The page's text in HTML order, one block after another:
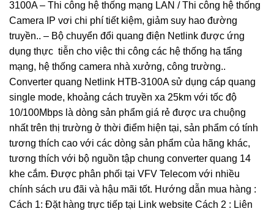
3100A – Thi công hệ thống mạng LAN / Thi công hệ thống
Camera IP vơi chi phí tiết kiệm, giảm suy hao đường
truyền.. – Bộ chuyển đổi quang điện Netlink được ứng
dụng thực tiễn cho việc thi công các hệ thống hạ tẩng
mạng, hệ thống camera nhà xưởng, công trường..
Converter quang Netlink HTB-3100A sử dụng cáp quang
single mode, khoảng cách truyền xa 25km với tốc độ
10/100Mbps là dòng sản phẩm giá rẻ được ưa chuộng
nhất trên thị trường ở thời điểm hiện tại, sản phẩm có tính
tương thích cao với các dòng sản phẩm của hãng khác,
tương thích với bộ nguồn tập chung converter quang 14
khe cắm. Được phân phối tại VFV Telecom với nhiều
chính sách ưu đãi và hậu mãi tốt. Hướng dẫn mua hàng :
Cách 1: Đặt hàng trực tiếp tại Link website Cách 2 : Liên